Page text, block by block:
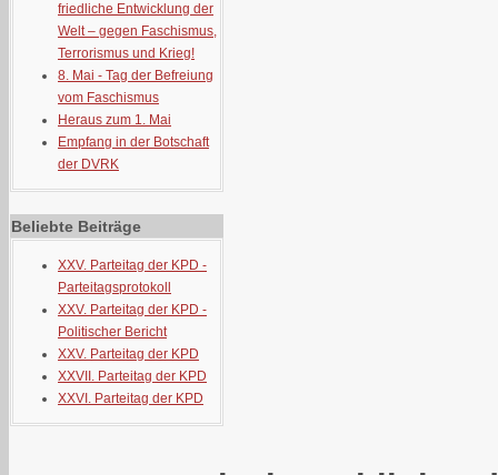
friedliche Entwicklung der
Welt – gegen Faschismus,
Terrorismus und Krieg!
8. Mai - Tag der Befreiung
vom Faschismus
Heraus zum 1. Mai
Empfang in der Botschaft
der DVRK
Beliebte Beiträge
XXV. Parteitag der KPD -
Parteitagsprotokoll
XXV. Parteitag der KPD -
Politischer Bericht
XXV. Parteitag der KPD
XXVII. Parteitag der KPD
XXVI. Parteitag der KPD